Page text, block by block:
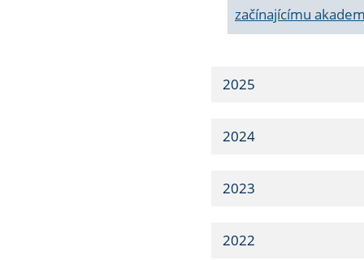
začínajícímu
2025
2024
2023
2022